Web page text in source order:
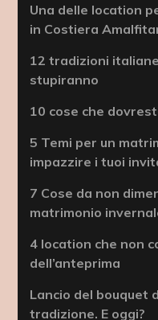
Una delle location
in Costiera
12 tradizioni
stupiranno
10 cose che
5 Temi per un
impazzire i tuoi
7 Cose da non
matrimonio
4 location che non
dell’anteprima
Lancio del bouquet
tradizione. E oggi?